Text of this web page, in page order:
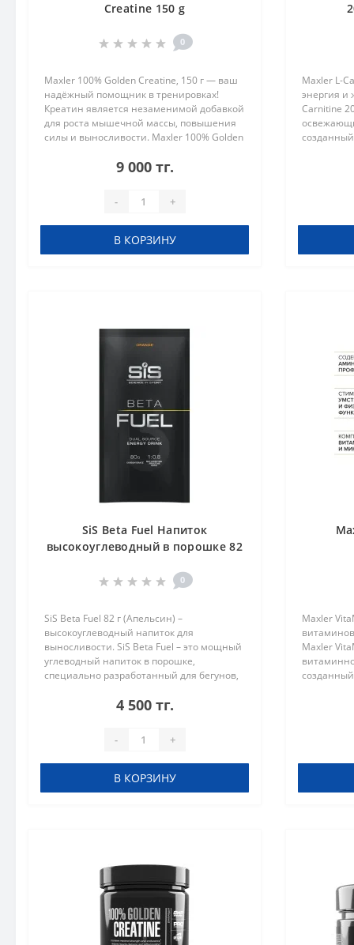
Creatine 150 g
0
Maxler 100% Golden Creatine, 150 г — ваш
надёжный помощник в тренировках!
Креатин является незаменимой добавкой
для роста мышечной массы, повышения
силы и выносливости. Maxler 100% Golden
продуктов своей микронизиров..
9 000 тг.
- +
В КОРЗИНУ
Maxler L-
энергия и
Carnitine
SiS Beta Fuel Напиток
высокоуглеводный в порошке 82
0
SiS Beta Fuel 82 г (Апельсин) –
высокоуглеводный напиток для
выносливости. SiS Beta Fuel – это мощный
углеводный напиток в порошке,
специально разработанный для бегунов,
спортсменов, которым важно
4 500 тг.
- +
В КОРЗИНУ
Maxler
Maxler